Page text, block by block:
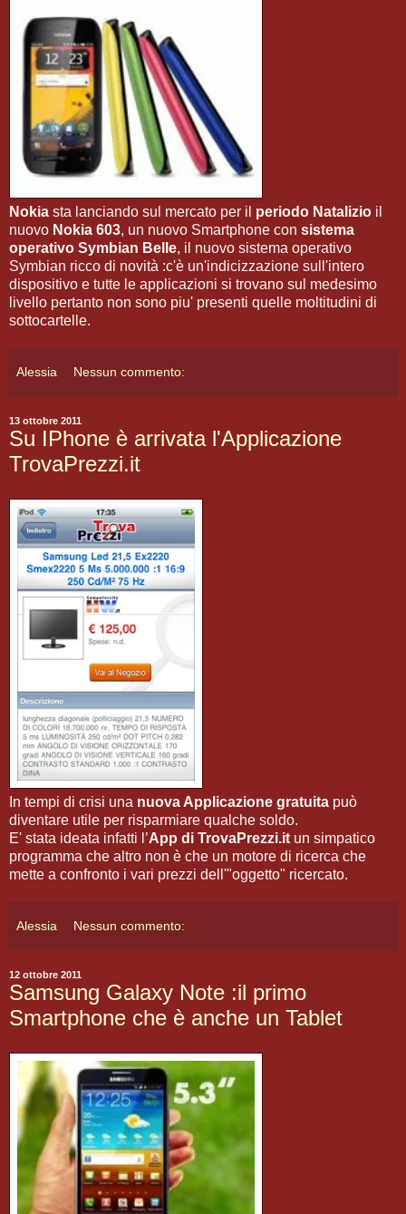
Nokia sta lanciando sul mercato per il periodo Natalizio il
nuovo Nokia 603, un nuovo Smartphone con sistema
operativo Symbian Belle, il nuovo sistema operativo
Symbian ricco di novità :c'è un'indicizzazione sull'intero
dispositivo e tutte le applicazioni si trovano sul medesimo
livello pertanto non sono piu' presenti quelle moltitudini di
sottocartelle.
Alessia Nessun commento:
13 ottobre 2011
Su IPhone è arrivata l'Applicazione
TrovaPrezzi.it
In tempi di crisi una nuova Applicazione gratuita può
diventare utile per risparmiare qualche soldo.
E' stata ideata infatti l’App di TrovaPrezzi.it un simpatico
programma che altro non è che un motore di ricerca che
mette a confronto i vari prezzi dell'"oggetto" ricercato.
Alessia Nessun commento:
12 ottobre 2011
Samsung Galaxy Note :il primo
Smartphone che è anche un Tablet